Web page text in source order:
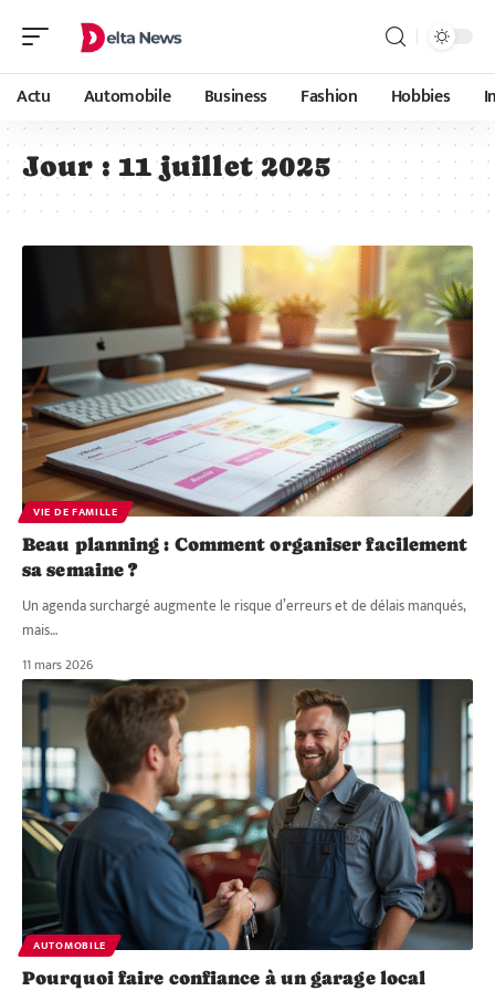
Actu Automobile Business Fashion Hobbies
Jour : 11 juillet 2025
VIE DE FAMILLE
Beau planning : Comment organiser facilement
sa semaine ?
Un agenda surchargé augmente le risque d’erreurs et de délais manqués,
mais…
11 mars 2026
AUTOMOBILE
Pourquoi faire confiance à un garage local